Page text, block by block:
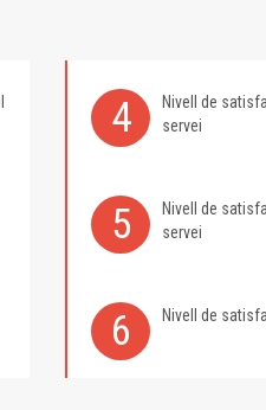
4 Nivell de
servei
5 Nivell de
servei
6 Nivell de